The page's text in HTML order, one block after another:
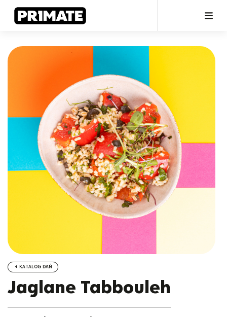
KATALOG DAŃ
Jaglane Tabbouleh